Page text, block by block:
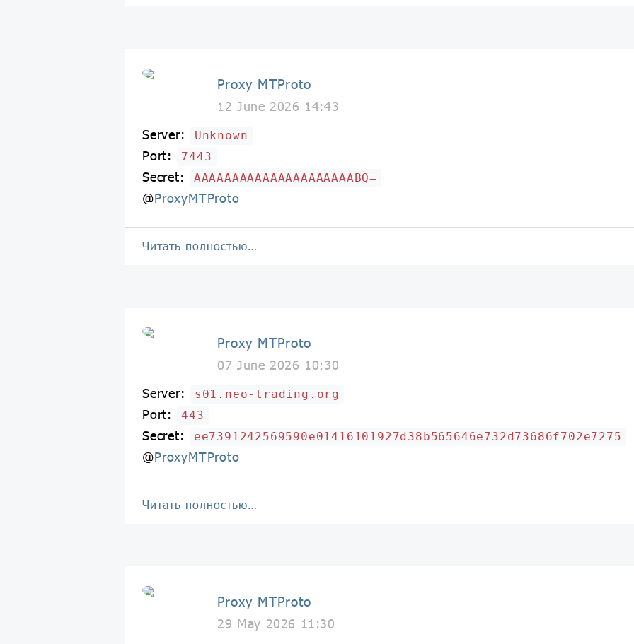
Proxy MTProto
12 June 2026 14:43
Server:
Unknown
Port: 7443
Secret: AAAAAAAAAAAAAAAAAAAAABQ=
@ProxyMTProto
Читать полностью…
Proxy MTProto
07 June 2026 10:30
Server:
s01.neo-trading.org
Port: 443
Secret: ee7391242569590e01416101927d38b565646e732d73686f702e7275
@ProxyMTProto
Читать полностью…
Proxy MTProto
29 May 2026 11:30